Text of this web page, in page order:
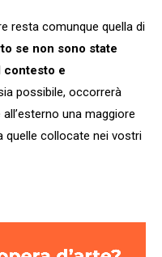
resta comunque quella di
se non sono state
contesto e
possibile, occorrerà
una maggiore
quelle collocate nei vostri